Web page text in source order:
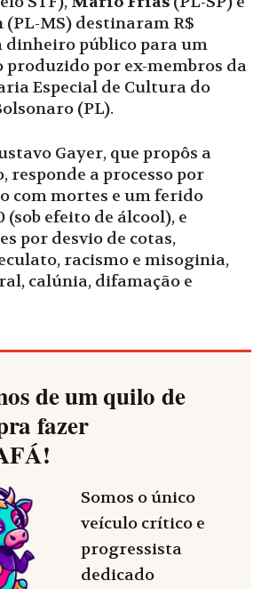
(PL-MS) destinaram R$
dinheiro público para um
por ex-membros da
Especial de Cultura do
(PL).
Gayer, que propôs a
responde a processo por
com mortes e um ferido
(sob efeito de álcool), e
por desvio de cotas,
racismo e misoginia,
calúnia, difamação e
de um quilo de
fazer
!
Somos o único
veículo crítico e
progressista
dedicado